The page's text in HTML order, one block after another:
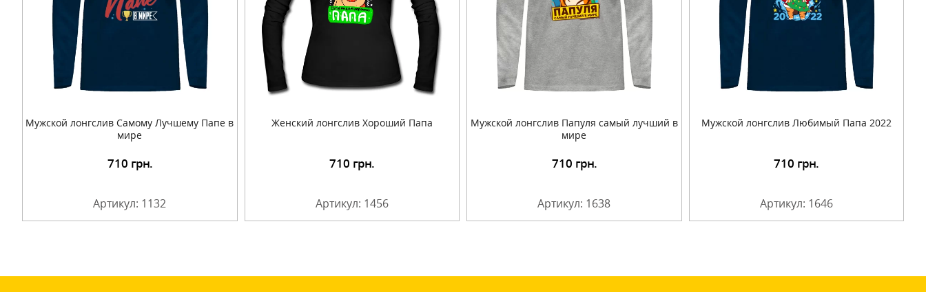
Мужской лонгслив Самому Лучшему Папе в
мире
710 грн.
Артикул: 1132
Женский лонгслив Хороший Папа
Подробнее 710 грн.
Артикул: 1456
Мужской лонгслив Папуля самый лучший в
мире
Подробнее 710 грн.
Артикул: 1638
Мужской лонгслив Любимый Папа 2022
Подробнее 710 грн.
Артикул: 1646